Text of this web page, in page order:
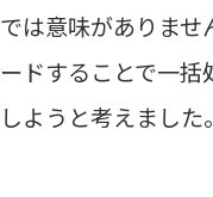
では意味がありませ
ードすることで一
しようと考えました。